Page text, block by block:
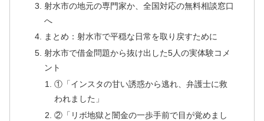
射水市の地元の専門家か、全国対応の無料相談窓口
へ
まとめ：射水市で平穏な日常を取り戻すために
射水市で借金問題から抜け出した5人の実体験コメ
ント
①「インスタの甘い誘惑から逃れ、弁護士に救
われました」
②「リボ地獄と闇金の一歩手前で目が覚めまし